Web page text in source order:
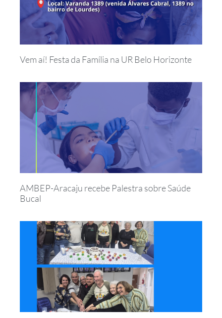
Vem aí! Festa da Família na UR Belo Horizonte
AMBEP-Aracaju recebe Palestra sobre Saúde
Bucal